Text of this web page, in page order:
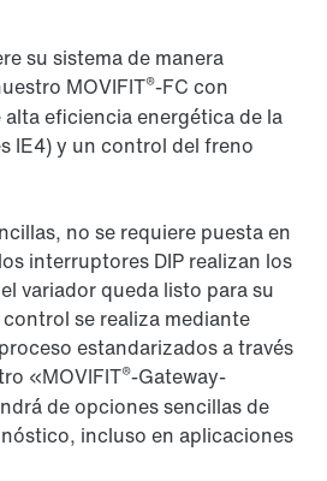
su sistema de manera
MOVIFIT®-FC con
eficiencia energética de la
IE4) y un control del freno
no se requiere puesta en
interruptores DIP realizan los
variador queda listo para su
se realiza mediante
estandarizados a través
«MOVIFIT®-Gateway-
de opciones sencillas de
incluso en aplicaciones